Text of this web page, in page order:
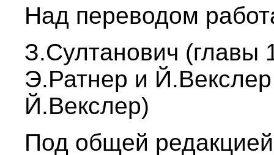
Над переводом
З.Султанович (главы
Э.Ратнер и
Й.Векслер)
Под общей